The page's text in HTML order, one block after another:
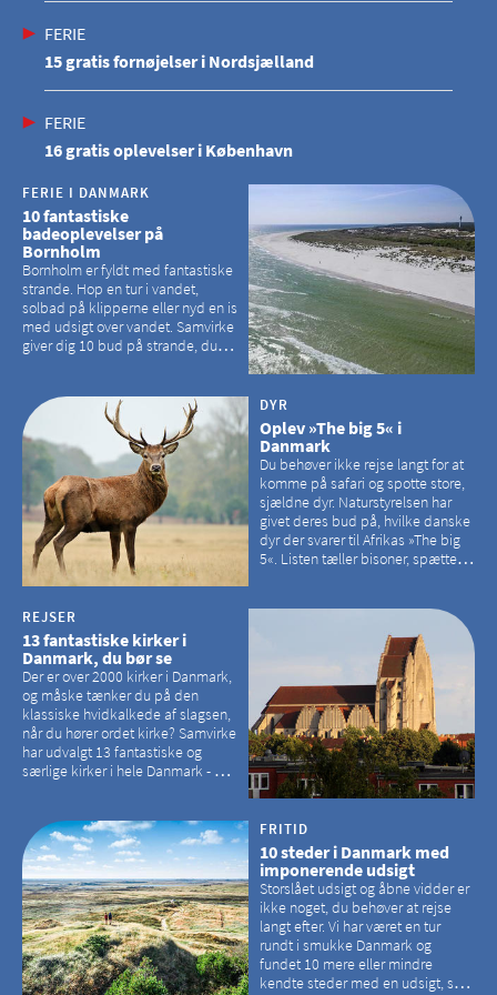
FERIE
15 gratis fornøjelser i Nordsjælland
FERIE
16 gratis oplevelser i København
FERIE I DANMARK
10 fantastiske
badeoplevelser på
Bornholm
Bornholm er fyldt med fantastiske
strande. Hop en tur i vandet,
solbad på klipperne eller nyd en is
med udsigt over vandet. Samvirke
giver dig 10 bud på strande, du
DYR
Oplev »The big 5« i
Danmark
Du behøver ikke rejse langt for at
komme på safari og spotte store,
sjældne dyr. Naturstyrelsen har
givet deres bud på, hvilke danske
dyr der svarer til Afrikas »The big
5«. Listen tæller bisoner, spættede
REJSER
13 fantastiske kirker i
Danmark, du bør se
Der er over 2000 kirker i Danmark,
og måske tænker du på den
klassiske hvidkalkede af slagsen,
når du hører ordet kirke? Samvirke
har udvalgt 13 fantastiske og
særlige kirker i hele Danmark - og
hvilke kirker, der er en omvej værd
FRITID
10 steder i Danmark med
imponerende udsigt
Storslået udsigt og åbne vidder er
ikke noget, du behøver at rejse
langt efter. Vi har været en tur
rundt i smukke Danmark og
fundet 10 mere eller mindre
kendte steder med en udsigt, som